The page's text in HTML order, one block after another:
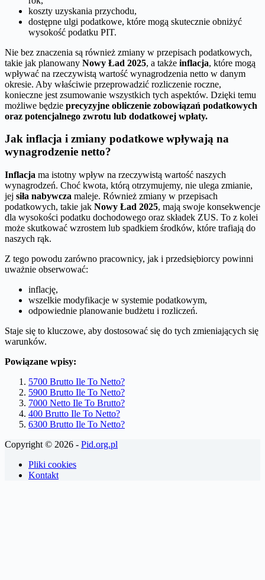
koszty uzyskania przychodu,
dostępne ulgi podatkowe, które mogą skutecznie obniżyć
wysokość podatku PIT.
Nie bez znaczenia są również zmiany w przepisach podatkowych,
takie jak planowany Nowy Ład 2025, a także inflacja, które mogą
wpływać na rzeczywistą wartość wynagrodzenia netto w danym
okresie. Aby właściwie przeprowadzić rozliczenie roczne,
konieczne jest zsumowanie wszystkich tych aspektów. Dzięki temu
możliwe będzie precyzyjne obliczenie zobowiązań podatkowych
oraz potencjalnego zwrotu lub dodatkowej wpłaty.
Jak inflacja i zmiany podatkowe wpływają na
wynagrodzenie netto?
Inflacja ma istotny wpływ na rzeczywistą wartość naszych
wynagrodzeń. Choć kwota, którą otrzymujemy, nie ulega zmianie,
jej siła nabywcza maleje. Również zmiany w przepisach
podatkowych, takie jak Nowy Ład 2025, mają swoje konsekwencje
dla wysokości podatku dochodowego oraz składek ZUS. To z kolei
może skutkować wzrostem lub spadkiem środków, które trafiają do
naszych rąk.
Z tego powodu zarówno pracownicy, jak i przedsiębiorcy powinni
uważnie obserwować:
inflację,
wszelkie modyfikacje w systemie podatkowym,
odpowiednie planowanie budżetu i rozliczeń.
Staje się to kluczowe, aby dostosować się do tych zmieniających się
warunków.
Powiązane wpisy:
5700 Brutto Ile To Netto?
5900 Brutto Ile To Netto?
7000 Netto Ile To Brutto?
400 Brutto Ile To Netto?
6300 Brutto Ile To Netto?
Copyright © 2026 - Pid.org.pl
Pliki cookies
Kontakt